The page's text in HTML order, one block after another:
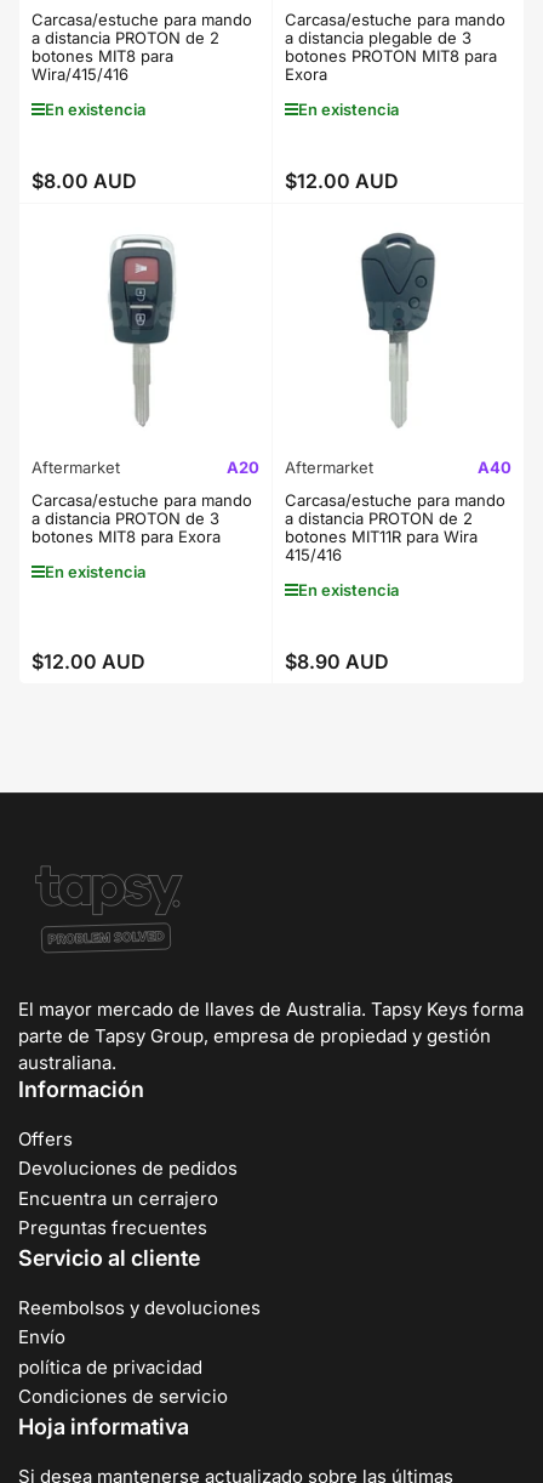
Carcasa/estuche para mando
a distancia PROTON de 2
botones MIT8 para
Wira/415/416
En existencia
Precio
$8.00 AUD
Carcasa/estuche para mando
a distancia plegable de 3
botones PROTON MIT8 para
Exora
En existencia
Precio
$12.00 AUD
Aftermarket
A20
Carcasa/estuche para mando
a distancia PROTON de 3
botones MIT8 para Exora
En existencia
Precio
$12.00 AUD
Aftermarket
A40
Carcasa/estuche para mando
a distancia PROTON de 2
botones MIT11R para Wira
415/416
En existencia
Precio
$8.90 AUD
El mayor mercado de llaves de Australia. Tapsy Keys forma
parte de Tapsy Group, empresa de propiedad y gestión
australiana.
Información
Offers
Devoluciones de pedidos
Encuentra un cerrajero
Preguntas frecuentes
Servicio al cliente
Reembolsos y devoluciones
Envío
política de privacidad
Condiciones de servicio
Hoja informativa
Si desea mantenerse actualizado sobre las últimas